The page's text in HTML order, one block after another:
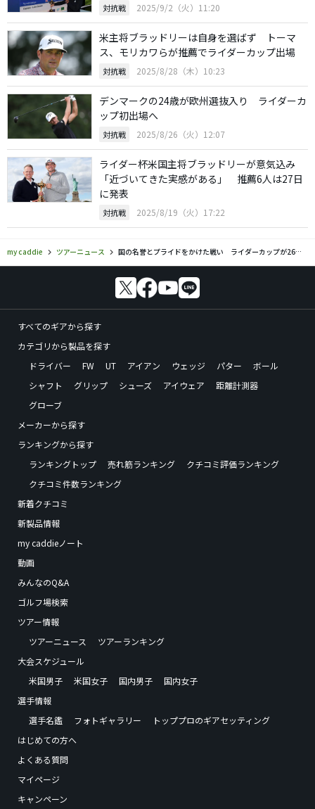
対抗戦 2025/9/2（火）11:20
米主将ブラッドリーは自身を選ばず トーマ
ス、モリカワらが推薦でライダーカップ出場
対抗戦 2025/8/28（木）10:23
デンマークの24歳が欧州選抜入り ライダーカ
ップ初出場へ
対抗戦 2025/8/26（火）12:07
ライダー杯米国主将ブラッドリーが意気込み
「近づいてきた実感がある」 推薦6人は27日
に発表
対抗戦 2025/8/19（火）17:22
my caddie ツアーニュース 国の名誉とプライドをかけた戦い ライダーカップが26日開幕へ
すべてのギアから探す
カテゴリから製品を探す
ドライバー
FW UT アイアン ウェッジ パター
ボール
シャフト
グリップ シューズ アイウェア
距離計測器
グローブ
メーカーから探す
ランキングから探す
ランキングトップ
売れ筋ランキング
クチコミ評価ランキング
クチコミ件数ランキング
新着クチコミ
新製品情報
my caddieノート
動画
みんなのQ&A
ゴルフ場検索
ツアー情報
ツアーニュース
ツアーランキング
大会スケジュール
米国男子
米国女子 国内男子
国内女子
選手情報
選手名鑑
フォトギャラリー
トッププロのギアセッティング
はじめての方へ
よくある質問
マイページ
キャンペーン